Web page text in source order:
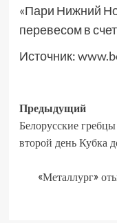
«Пари Нижний
перевесом в
Источник:
Предыдущий
Белорусские
второй день Кубка
«Металлург»